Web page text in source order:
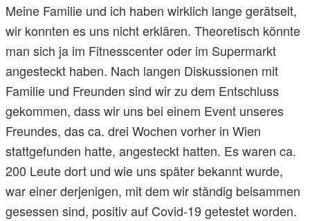
Meine Familie und ich haben wirklich lange gerätselt,
wir konnten es uns nicht erklären. Theoretisch könnte
man sich ja im Fitnesscenter oder im Supermarkt
angesteckt haben. Nach langen Diskussionen mit
Familie und Freunden sind wir zu dem Entschluss
gekommen, dass wir uns bei einem Event unseres
Freundes, das ca. drei Wochen vorher in Wien
stattgefunden hatte, angesteckt hatten. Es waren ca.
200 Leute dort und wie uns später bekannt wurde,
war einer derjenigen, mit dem wir ständig beisammen
gesessen sind, positiv auf Covid-19 getestet worden.